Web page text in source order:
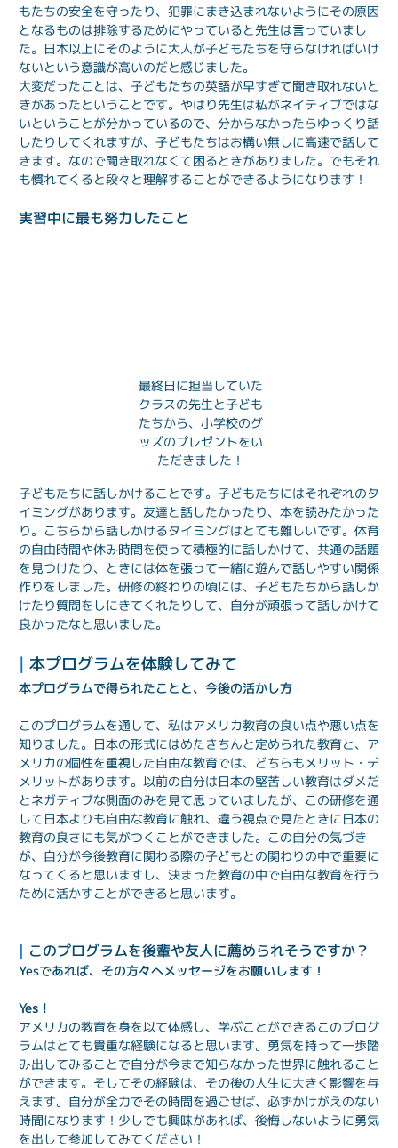
もたちの安全を守ったり、犯罪にまき込まれないようにその原因
となるものは排除するためにやっていると先生は言っていまし
た。日本以上にそのように大人が子どもたちを守らなければいけ
ないという意識が高いのだと感じました。
大変だったことは、子どもたちの英語が早すぎて聞き取れないと
きがあったということです。やはり先生は私がネイティブではな
いということが分かっているので、分からなかったらゆっくり話
したりしてくれますが、子どもたちはお構い無しに高速で話して
きます。なので聞き取れなくて困るときがありました。でもそれ
も慣れてくると段々と理解することができるようになります！
実習中に最も努力したこと
最終日に担当していた
クラスの先生と子ども
たちから、小学校のグ
ッズのプレゼントをい
ただきました！
子どもたちに話しかけることです。子どもたちにはそれぞれのタ
イミングがあります。友達と話したかったり、本を読みたかった
り。こちらから話しかけるタイミングはとても難しいです。体育
の自由時間や休み時間を使って積極的に話しかけて、共通の話題
を見つけたり、ときには体を張って一緒に遊んで話しやすい関係
作りをしました。研修の終わりの頃には、子どもたちから話しか
けたり質問をしにきてくれたりして、自分が頑張って話しかけて
良かったなと思いました。
| 本プログラムを体験してみて
本プログラムで得られたことと、今後の活かし方
このプログラムを通して、私はアメリカ教育の良い点や悪い点を
知りました。日本の形式にはめたきちんと定められた教育と、ア
メリカの個性を重視した自由な教育では、どちらもメリット・デ
メリットがあります。以前の自分は日本の堅苦しい教育はダメだ
とネガティブな側面のみを見て思っていましたが、この研修を通
して日本よりも自由な教育に触れ、違う視点で見たときに日本の
教育の良さにも気がつくことができました。この自分の気づき
が、自分が今後教育に関わる際の子どもとの関わりの中で重要に
なってくると思いますし、決まった教育の中で自由な教育を行う
ために活かすことができると思います。
| このプログラムを後輩や友人に薦められそうですか？
Yesであれば、その方々へメッセージをお願いします！
Yes！
アメリカの教育を身を以て体感し、学ぶことができるこのプログ
ラムはとても貴重な経験になると思います。勇気を持って一歩踏
み出してみることで自分が今まで知らなかった世界に触れること
ができます。そしてその経験は、その後の人生に大きく影響を与
えます。自分が全力でその時間を過ごせば、必ずかけがえのない
時間になります！少しでも興味があれば、後悔しないように勇気
を出して参加してみてください！